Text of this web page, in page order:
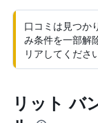
口コミは見つか
み条件を一部解
リアしてくださ
リット バ